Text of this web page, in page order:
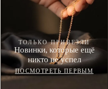
ТОЛЬКО ПРИВЕЗЛИ
Новинки, которые ещё
никто не успел
ПОСМОТРЕТЬ ПЕРВЫМ